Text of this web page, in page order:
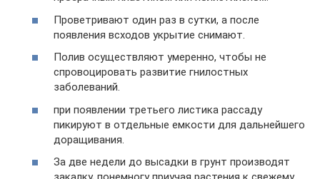
Проветривают один раз в сутки, а после
появления всходов укрытие снимают.
Полив осуществляют умеренно, чтобы не
спровоцировать развитие гнилостных
заболеваний.
при появлении третьего листика рассаду
пикируют в отдельные емкости для дальнейшего
доращивания.
За две недели до высадки в грунт производят